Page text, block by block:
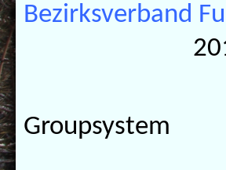
Bezirksverband
2013 -